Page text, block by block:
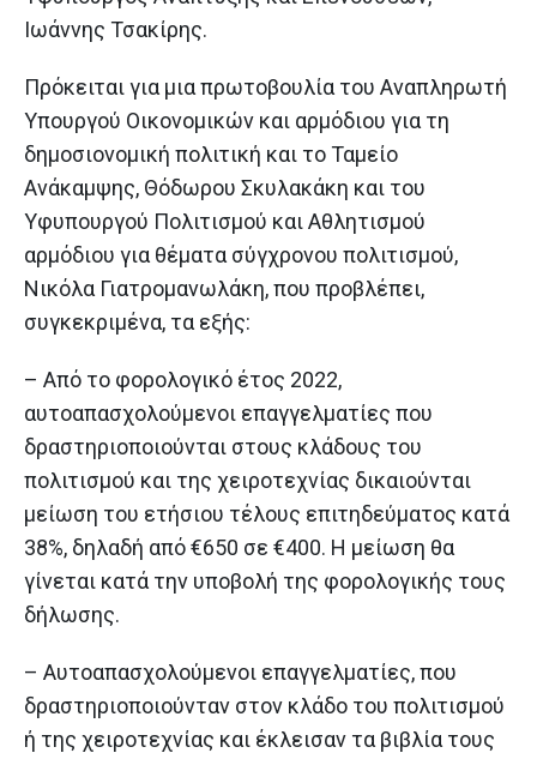
Ιωάννης Τσακίρης.
Πρόκειται για μια πρωτοβουλία του Αναπληρωτή
Υπουργού Οικονομικών και αρμόδιου για τη
δημοσιονομική πολιτική και το Ταμείο
Ανάκαμψης, Θόδωρου Σκυλακάκη και του
Υφυπουργού Πολιτισμού και Αθλητισμού
αρμόδιου για θέματα σύγχρονου πολιτισμού,
Νικόλα Γιατρομανωλάκη, που προβλέπει,
συγκεκριμένα, τα εξής:
– Από το φορολογικό έτος 2022,
αυτοαπασχολούμενοι επαγγελματίες που
δραστηριοποιούνται στους κλάδους του
πολιτισμού και της χειροτεχνίας δικαιούνται
μείωση του ετήσιου τέλους επιτηδεύματος κατά
38%, δηλαδή από €650 σε €400. Η μείωση θα
γίνεται κατά την υποβολή της φορολογικής τους
δήλωσης.
– Αυτοαπασχολούμενοι επαγγελματίες, που
δραστηριοποιούνταν στον κλάδο του πολιτισμού
ή της χειροτεχνίας και έκλεισαν τα βιβλία τους